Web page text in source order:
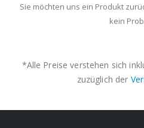
Sie möchten uns ein Produkt
kein
*Alle Preise verstehen sich
zuzüglich der